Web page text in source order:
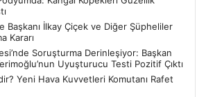
Başkanı İlkay Çiçek ve Diğer Şüpheliler
Kararı
Soruşturma Derinleşiyor: Başkan
Uyuşturucu Testi Pozitif Çıktı
Yeni Hava Kuvvetleri Komutanı Rafet